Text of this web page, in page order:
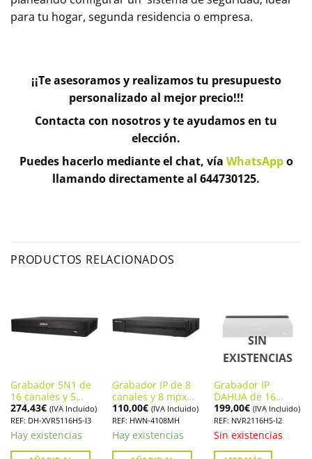
para tu hogar, segunda residencia o empresa.
¡¡Te asesoramos y realizamos tu presupuesto
personalizado al mejor precio!!!
Contacta con nosotros y te ayudamos en tu
elección.
Puedes hacerlo mediante el chat, vía WhatsAppo
llamando directamente al 644730125.
PRODUCTOS RELACIONADOS
Grabador 5N1 de
16 canales y 5
Mpx Lite DAHUA
XVR5116HS-I3
274,43€ (IVA Incluido)
REF: DH-XVR5116HS-I3
Hay existencias
Grabador IP de 8
canales y 8 mpx
de resolución
HIKVISION. HWN-
4108MH
110,00€ (IVA Incluido)
REF: HWN-4108MH
Hay existencias
SIN
EXISTENCIAS
Grabador IP
DAHUA de 16
canales y 12 Mpx
de resolución.
DHI-NVR2116HS-I2
199,00€ (IVA Incluido)
REF: NVR2116HS-I2
Sin existencias